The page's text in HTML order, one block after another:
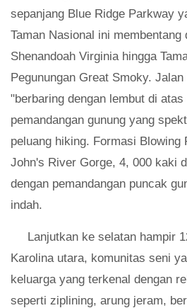
sepanjang Blue Ridge Parkway
Taman Nasional ini membentang
Shenandoah Virginia hingga
Pegunungan Great Smoky.
"berbaring dengan lembut di atas
pemandangan gunung yang
peluang hiking. Formasi Blowing
John's River Gorge, 4, 000 kaki
dengan pemandangan puncak
indah.
Lanjutkan ke selatan hampir
Karolina utara, komunitas seni
keluarga yang terkenal dengan
seperti ziplining, arung jeram,